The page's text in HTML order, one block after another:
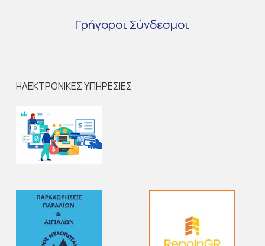
Γρήγοροι Σύνδεσμοι
ΗΛΕΚΤΡΟΝΙΚΕΣ ΥΠΗΡΕΣΙΕΣ